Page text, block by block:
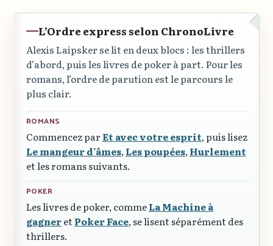
L’Ordre express selon ChronoLivre
Alexis Laipsker se lit en deux blocs : les thrillers
d’abord, puis les livres de poker à part. Pour les
romans, l’ordre de parution est le parcours le
plus clair.
ROMANS
Commencez par Et avec votre esprit, puis lisez
Le mangeur d’âmes,Les poupées,Hurlement
et les romans suivants.
POKER
Les livres de poker, commeLa Machine à
gagneretPoker Face, se lisent séparément des
thrillers.